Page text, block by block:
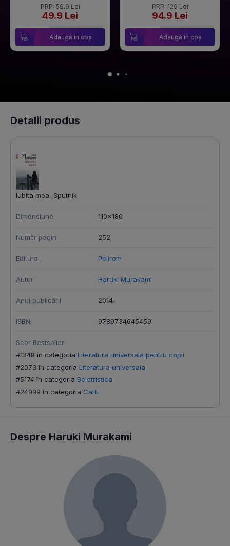
PRP: 59.9 Lei
49.9 Lei
Adaugă în coș
PRP: 129 Lei
94.9 Lei
Adaugă în coș
Detalii produs
Iubita mea, Sputnik
Dimensiune 110x180
Număr pagini 252
Editura Polirom
Autor Haruki Murakami
Anul publicării 2014
ISBN 9789734645459
Scor Bestseller
#1348 în categoria Literatura universala pentru copii
#2073 în categoria Literatura universala
#5174 în categoria Beletristica
#24999 în categoria Carti
Despre Haruki Murakami